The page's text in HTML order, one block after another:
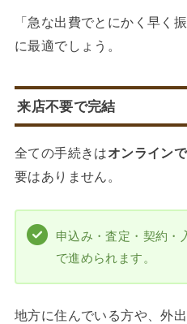
「急な出費でとにかく早く
に最適でしょう。
来店不要で完結
全ての手続きはオンライン
要はありません。
申込み・査定・契約・
で進められます。
地方に住んでいる方や、外